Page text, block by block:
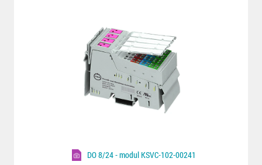
DO 8/24 - modul KSVC-102-00241